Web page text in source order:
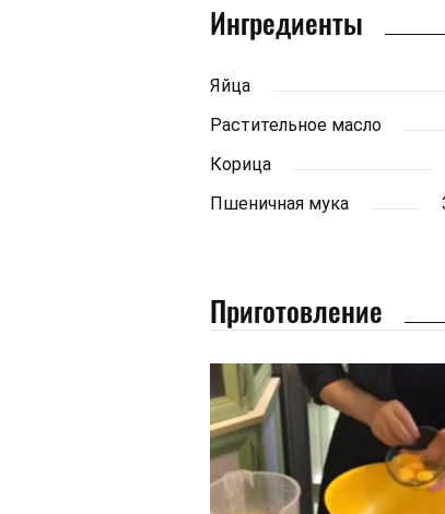
Ингредиенты
Яйца
Растительное масло
Корица
Пшеничная мука
Приготовление